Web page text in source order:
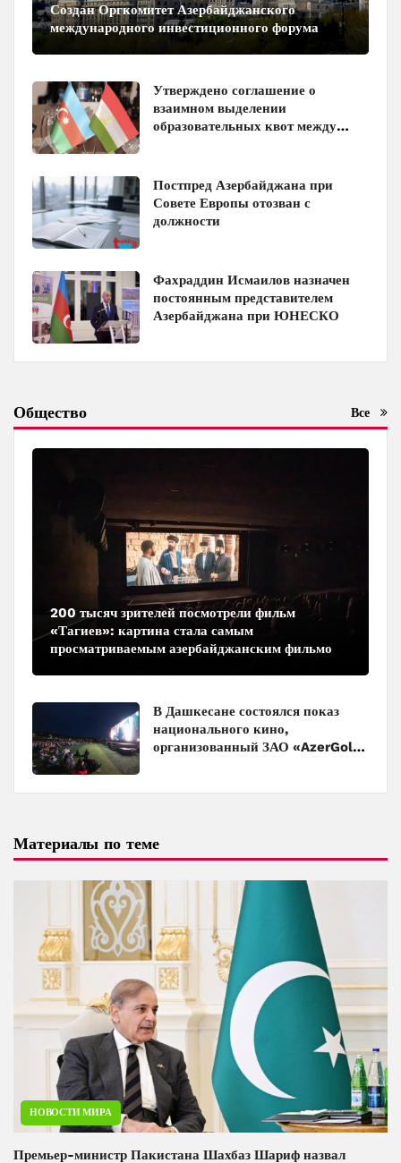
Создан Оргкомитет Азербайджанского
международного инвестиционного форума
Утверждено соглашение о
взаимном выделении
образовательных квот между
Постпред Азербайджана при
Совете Европы отозван с
должности
Фахраддин Исмаилов назначен
постоянным представителем
Азербайджана при ЮНЕСКО
Общество Все
200 тысяч зрителей посмотрели фильм
«Тагиев»: картина стала самым
просматриваемым азербайджанским фильмом
В Дашкесане состоялся показ
национального кино,
организованный ЗАО «AzerGold»
Материалы по теме
НОВОСТИ МИРА
Премьер-министр Пакистана Шахбаз Шариф назвал